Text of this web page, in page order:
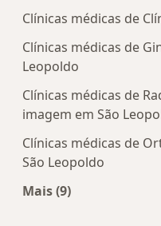
Clínicas médicas de
Clínicas médicas de
Leopoldo
Clínicas médicas de
imagem em São
Clínicas médicas de
São Leopoldo
Mais (9)